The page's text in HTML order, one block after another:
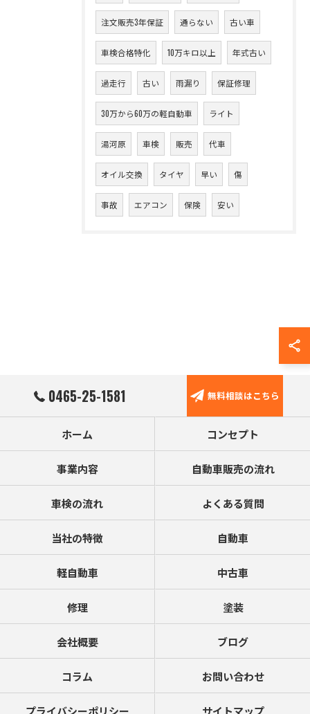
注文販売3年保証 通らない 古い車
車検合格特化 10万キロ以上 年式古い
過走行 古い 雨漏り 保証修理
30万から60万の軽自動車 ライト
湯河原 車検 販売 代車
オイル交換 タイヤ 早い 傷
事故 エアコン 保険 安い
0465-25-1581 無料相談はこちら
ホーム コンセプト
事業内容 自動車販売の流れ
車検の流れ よくある質問
当社の特徴 自動車
軽自動車 中古車
修理 塗装
会社概要 ブログ
コラム お問い合わせ
プライバシーポリシー サイトマップ